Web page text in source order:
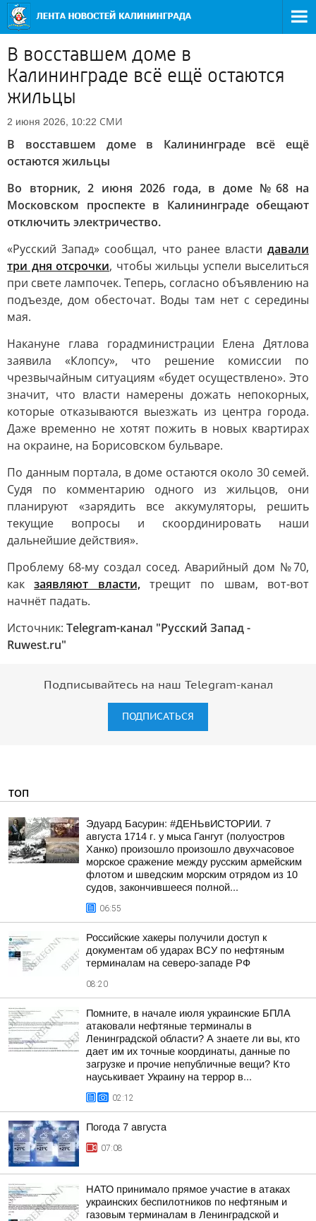
В восставшем доме в
Калининграде всё ещё остаются
жильцы
2 июня 2026, 10:22 СМИ
В восставшем доме в Калининграде всё ещё
остаются жильцы
Во вторник, 2 июня 2026 года, в доме №68 на
Московском проспекте в Калининграде обещают
отключить электричество.
«Русский Запад» сообщал, что ранее власти давали
три дня отсрочки, чтобы жильцы успели выселиться
при свете лампочек. Теперь, согласно объявлению на
подъезде, дом обесточат. Воды там нет с середины
мая.
Накануне глава горадминистрации Елена Дятлова
заявила «Клопсу», что решение комиссии по
чрезвычайным ситуациям «будет осуществлено». Это
значит, что власти намерены дожать непокорных,
которые отказываются выезжать из центра города.
Даже временно не хотят пожить в новых квартирах
на окраине, на Борисовском бульваре.
По данным портала, в доме остаются около 30 семей.
Судя по комментарию одного из жильцов, они
планируют «зарядить все аккумуляторы, решить
текущие вопросы и скоординировать наши
дальнейшие действия».
Проблему 68-му создал сосед. Аварийный дом №70,
какзаявляют власти,трещит по швам, вот-вот
начнёт падать.
Источник: Telegram-канал "Русский Запад -
Ruwest.ru"
Подписывайтесь на наш Telegram-канал
ПОДПИСАТЬСЯ
ТОП
Эдуард Басурин: #ДЕНЬвИСТОРИИ. 7
августа 1714 г. у мыса Гангут (полуостров
Ханко) произошло произошло двухчасовое
морское сражение между русским армейским
флотом и шведским морским отрядом из 10
судов, закончившееся полной...
06:55
Российские хакеры получили доступ к
документам об ударах ВСУ по нефтяным
терминалам на северо-западе РФ
08:20
Помните, в начале июля украинские БПЛА
атаковали нефтяные терминалы в
Ленинградской области? А знаете ли вы, кто
дает им их точные координаты, данные по
загрузке и прочие непубличные вещи? Кто
науськивает Украину на террор в...
02:12
Погода 7 августа
07:08
НАТО принимало прямое участие в атаках
украинских беспилотников по нефтяным и
газовым терминалам в Ленинградской и